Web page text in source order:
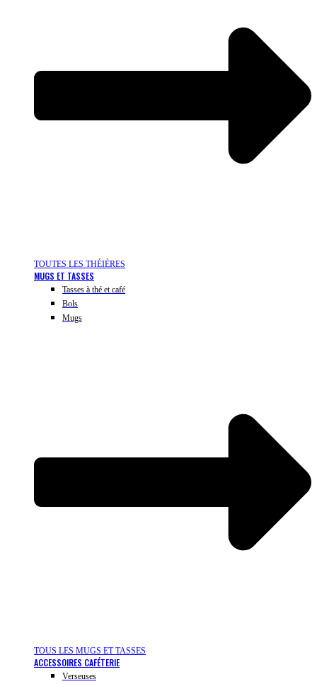
TOUTES LES THÉIÈRES
MUGS ET TASSES
Tasses à thé et café
Bols
Mugs
TOUS LES MUGS ET TASSES
ACCESSOIRES CAFÉTERIE
Verseuses